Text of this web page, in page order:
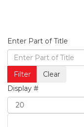
Enter Part of Title
Filter
Clear
Display #